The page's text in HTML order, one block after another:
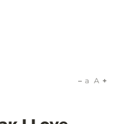
a A